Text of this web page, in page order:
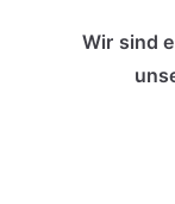
Wir sind